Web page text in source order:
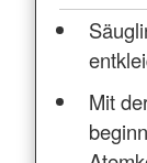
Mit